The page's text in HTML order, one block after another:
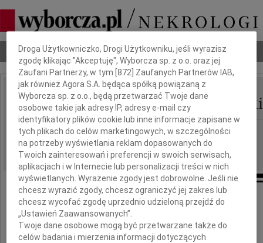
Nekrologi Odeszli Poradnik pogrzebowy
IMIĘ I NAZWISKO: Kazimierz Klepaczewski
REGION: Radom
DATA EMISJI: 27.04.2016
Z głębokim żalem przyjęliśmy wiadomość
o śmierci
Dbamy o Twoją prywatność
Droga Użytkowniczko, Drogi Użytkowniku, jeśli wyrazisz
zgodę klikając "Akceptuję", Wyborcza sp. z o.o. oraz jej
Zaufani Partnerzy, w tym [872 ] Zaufanych Partnerów IAB,
jak również Agora S.A. będąca spółką powiązaną z
Wyborcza sp. z o.o., będą przetwarzać Twoje dane
osobowe takie jak adresy IP, adresy e-mail czy
identyfikatory plików cookie lub inne informacje zapisane w
tych plikach do celów marketingowych, w szczególności
na potrzeby wyświetlania reklam dopasowanych do
Twoich zainteresowań i preferencji w swoich serwisach,
aplikacjach i w Internecie lub personalizacji treści w nich
wyświetlanych. Wyrażenie zgody jest dobrowolne. Jeśli nie
chcesz wyrazić zgody, chcesz ograniczyć jej zakres lub
chcesz wycofać zgodę uprzednio udzieloną przejdź do
„Ustawień Zaawansowanych”.
Twoje dane osobowe mogą być przetwarzane także do
celów badania i mierzenia informacji dotyczących